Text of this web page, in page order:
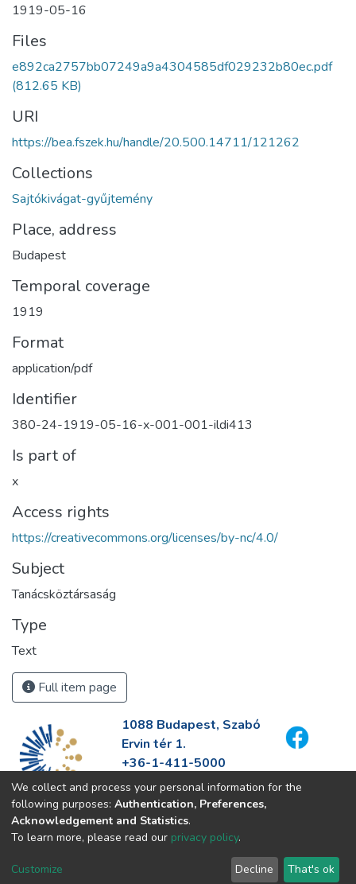
1919-05-16
Files
e892ca2757bb07249a9a4304585df029232b80ec.pdf
(812.65 KB)
URI
https://bea.fszek.hu/handle/20.500.14711/121262
Collections
Sajtókivágat-gyűjtemény
Place, address
Budapest
Temporal coverage
1919
Format
application/pdf
Identifier
380-24-1919-05-16-x-001-001-ildi413
Is part of
x
Access rights
https://creativecommons.org/licenses/by-nc/4.0/
Subject
Tanácsköztársaság
Type
Text
Full item page
1088 Budapest, Szabó
Ervin tér 1.
+36-1-411-5000
info@fszek.hu
https://fszek.hu
We collect and process your personal information for the
following purposes: Authentication, Preferences,
Acknowledgement and Statistics.
To learn more, please read our privacy policy.
Customize Decline That's ok